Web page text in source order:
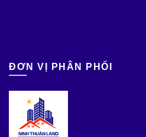
ĐƠN VỊ PHÂN PHỐI